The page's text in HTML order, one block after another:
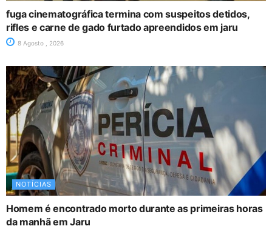
fuga cinematográfica termina com suspeitos detidos,
rifles e carne de gado furtado apreendidos em jaru
8 Agosto , 2026
NOTÍCIAS
Homem é encontrado morto durante as primeiras horas
da manhã em Jaru